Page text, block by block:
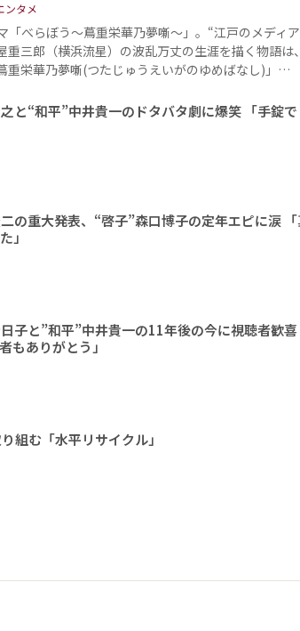
ンタメ
「べらぼう〜蔦重栄華乃夢噺〜」。“江戸のメディ
重三郎（横浜流星）の波乱万丈の生涯を描く物語は
重栄華乃夢噺(つたじゅうえいがのゆめばなし)」…
と“和平”中井貴一のドタバタ劇に爆笑 「手錠
の重大発表、“啓子”森口博子の定年エピに涙
」
日子と”和平”中井貴一の11年後の今に視聴者歓
もありがとう」
む「水平リサイクル」